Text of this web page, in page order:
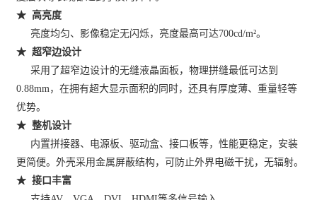
★ 高亮度
亮度均匀、影像稳定无闪烁，亮度最高可达700cd/m²。
★ 超窄边设计
采用了超窄边设计的无缝液晶面板，物理拼缝最低可达到
0.88mm，在拥有超大显示面积的同时，还具有厚度薄、重量轻等
优势。
★ 整机设计
内置拼接器、电源板、驱动盒、接口板等，性能更稳定，安装
更简便。外壳采用金属屏蔽结构，可防止外界电磁干扰，无辐射。
★ 接口丰富